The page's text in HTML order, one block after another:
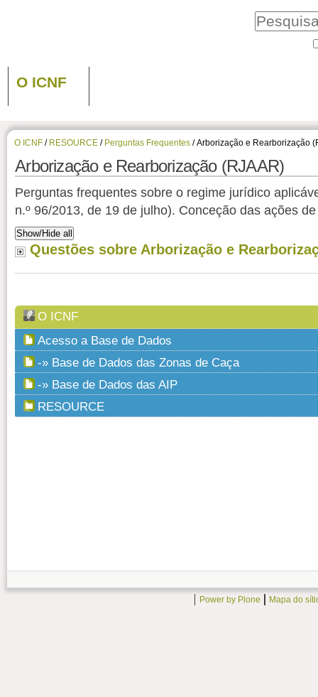
O ICNF
O ICNF / RESOURCE / Perguntas Frequentes /Arborização e Rearborização
Arborização e Rearborização (RJAAR)
Perguntas frequentes sobre o regime jurídico
n.º 96/2013, de 19 de julho). Conceção das ações
Show/Hide all
Questões sobre Arborização e
O ICNF
Acesso a Base de Dados
-» Base de Dados das Zonas de Caça
-» Base de Dados das AIP
RESOURCE
Power by Plone Mapa do